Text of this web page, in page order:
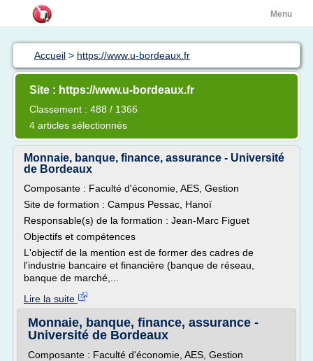
Menu
Accueil > https://www.u-bordeaux.fr
Site : https://www.u-bordeaux.fr
Classement : 488 / 1366
4 articles sélectionnés
Monnaie, banque, finance, assurance - Université
de Bordeaux
Composante : Faculté d'économie, AES, Gestion
Site de formation : Campus Pessac, Hanoï
Responsable(s) de la formation : Jean-Marc Figuet
Objectifs et compétences
L'objectif de la mention est de former des cadres de
l'industrie bancaire et financière (banque de réseau,
banque de marché,...
Lire la suite
Monnaie, banque, finance, assurance -
Université de Bordeaux
Composante : Faculté d'économie, AES, Gestion